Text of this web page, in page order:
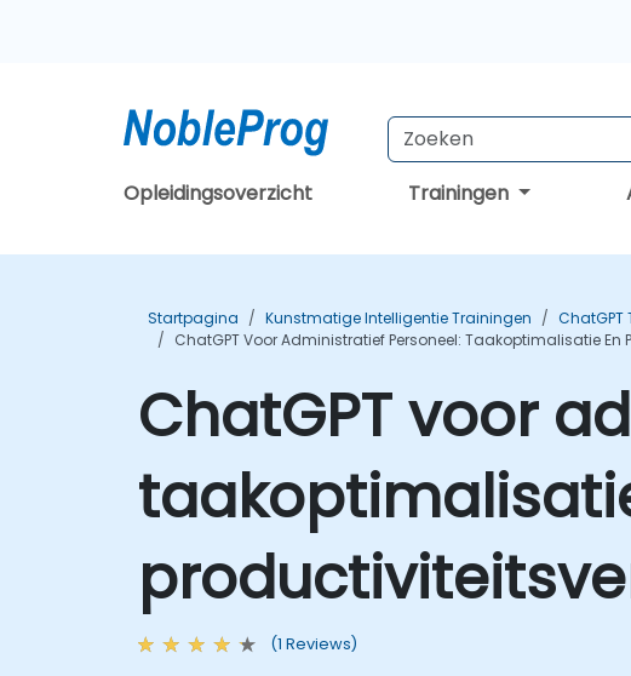
Opleidingsoverzicht Trainingen
Startpagina Kunstmatige Intelligentie Trainingen
ChatGPT
ChatGPT Voor Administratief Personeel: Taakoptimalisatie
ChatGPT voor
(1 Reviews)